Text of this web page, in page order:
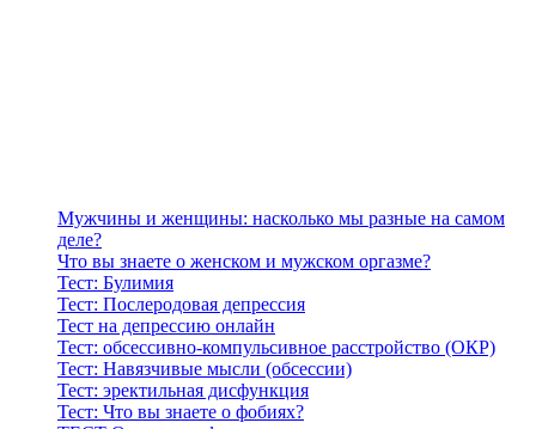
Мужчины и женщины: насколько мы разные на самом
деле?
Что вы знаете о женском и мужском оргазме?
Тест: Булимия
Тест: Послеродовая депрессия
Тест на депрессию онлайн
Тест: обсессивно-компульсивное расстройство (ОКР)
Тест: Навязчивые мысли (обсессии)
Тест: эректильная дисфункция
Тест: Что вы знаете о фобиях?